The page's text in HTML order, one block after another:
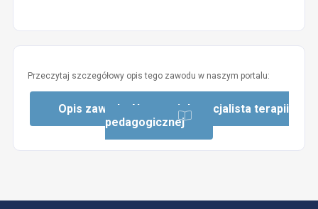
Przeczytaj szczegółowy opis tego zawodu w naszym portalu:
Opis zawodu: Nauczyciel specjalista terapii
pedagogicznej